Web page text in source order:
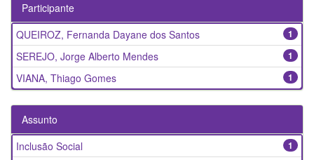
Participante
1
QUEIROZ, Fernanda Dayane dos Santos
1
SEREJO, Jorge Alberto Mendes
1
VIANA, Thiago Gomes
Assunto
1
Inclusão Social